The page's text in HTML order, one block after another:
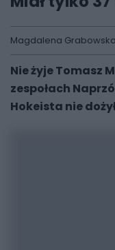
Magdalena Grabowska
Nie żyje Tomasz
zespołach
Hokeista nie